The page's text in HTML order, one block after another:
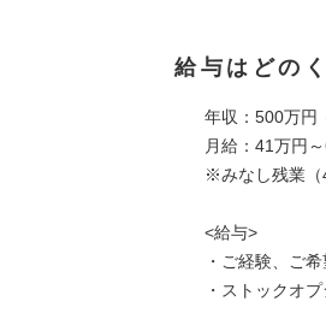
給与はどの
年収：500万円
月給：41万円
※みなし残業（
<給与>
・ご経験、ご
・ストックオ